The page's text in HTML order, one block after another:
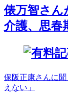
俵万智さん
介護、思春
保阪正康さんに
えない」